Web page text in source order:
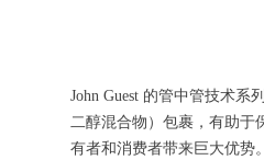
John Guest 的管中管技术
二醇混合物）包裹，有助于
有者和消费者带来巨大优势。